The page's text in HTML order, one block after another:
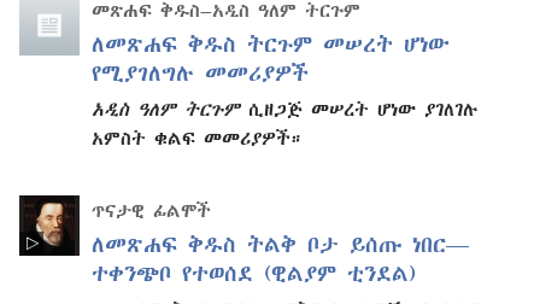
መጽሐፍ ቅዱስ–አዲስ ዓለም ትርጉም
ለመጽሐፍ ቅዱስ ትርጉም መሠረት ሆነው
የሚያገለግሉ መመሪያዎች
አዲስ ዓለም ትርጉምሲዘጋጅ መሠረት ሆነው ያገለገሉ
አምስት ቁልፍ መመሪያዎች።
ጥናታዊ ፊልሞች
ለመጽሐፍ ቅዱስ ትልቅ ቦታ ይሰጡ ነበር—
ተቀንጭቦ የተወሰደ (ዊልያም ቲንደል)